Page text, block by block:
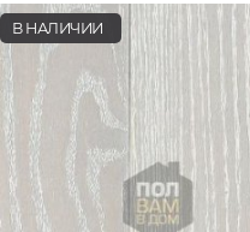
В НАЛИЧИИ